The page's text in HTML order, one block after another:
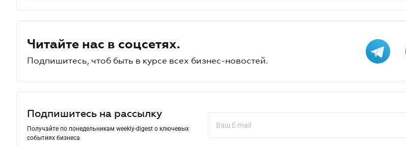
Читайте нас в соцсетях.
Подпишитесь, чтоб быть в курсе всех бизнес-новостей.
Подпишитесь на рассылку
Получайте по понедельникам weekly-digest о ключевых
событиях бизнеса